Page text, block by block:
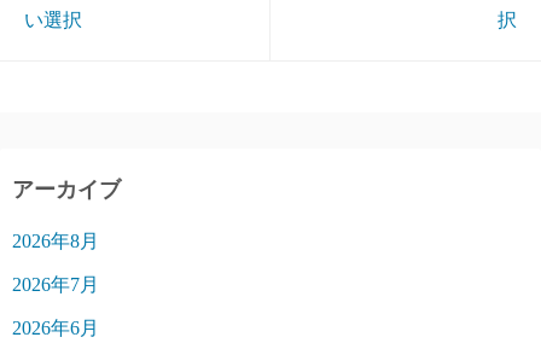
い選択
択
アーカイブ
2026年8月
2026年7月
2026年6月